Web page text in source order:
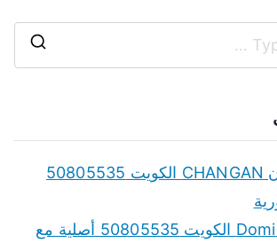
r
قطع غيار شانجان CHANGAN الكويت 50805535
قطع غيار دومي Domi الكويت 50805535 أصلية مع